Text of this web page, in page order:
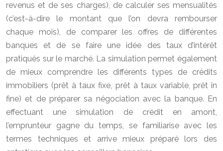
revenus et de ses charges), de calculer ses mensualités
(c’est-à-dire le montant que l’on devra rembourser
chaque mois), de comparer les offres de différentes
banques et de se faire une idée des taux d’intérêt
pratiqués sur le marché. La simulation permet également
de mieux comprendre les différents types de crédits
immobiliers (prêt à taux fixe, prêt à taux variable, prêt in
fine) et de préparer sa négociation avec la banque. En
effectuant une simulation de crédit en amont,
l’emprunteur gagne du temps, se familiarise avec les
termes techniques et arrive mieux préparé lors des